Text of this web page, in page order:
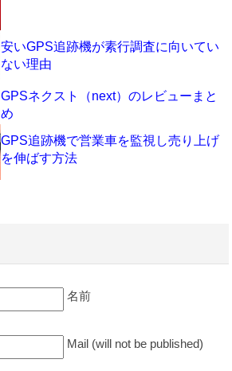
安いGPS追跡機が素行調査に向いてい
ない理由
GPSネクスト（next）のレビューまと
め
GPS追跡機で営業車を監視し売り上げ
を伸ばす方法
名前
Mail (will not be published)